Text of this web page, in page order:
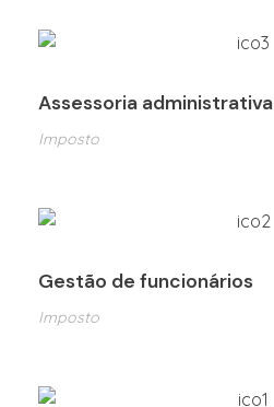
Assessoria administrativa
Imposto
Gestão de funcionários
Imposto